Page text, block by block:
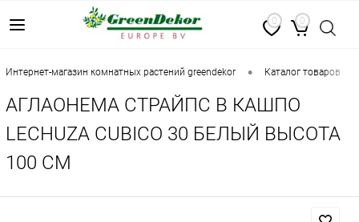
0 0
интернет-магазин комнатных растений greendekor • каталог товаров
АГЛАОНЕМА СТРАЙПС В КАШПО
LECHUZA CUBICO 30 БЕЛЫЙ ВЫСОТА
100 СМ